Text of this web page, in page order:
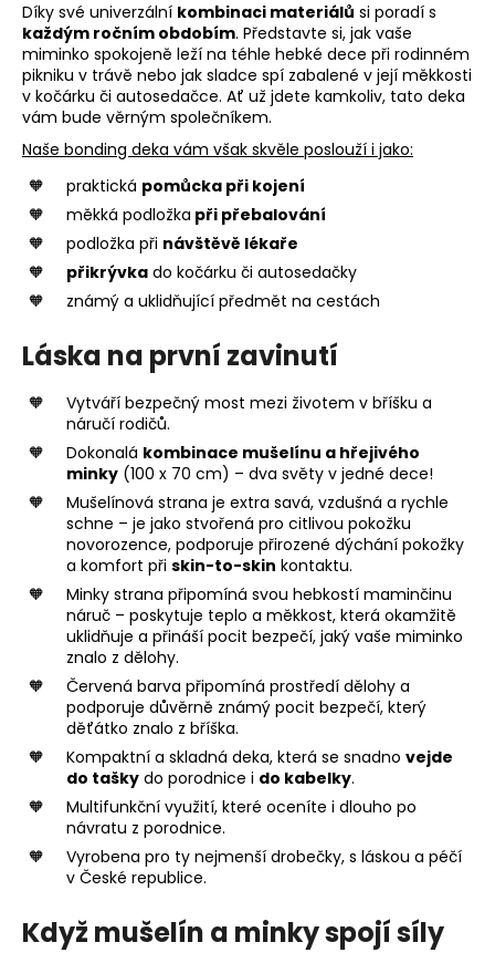
Díky své univerzální kombinaci materiálů si poradí s
každým ročním obdobím. Představte si, jak vaše
miminko spokojeně leží na téhle hebké dece při rodinném
pikniku v trávě nebo jak sladce spí zabalené v její měkkosti
v kočárku či autosedačce. Ať už jdete kamkoliv, tato deka
vám bude věrným společníkem.
Naše bonding deka vám však skvěle poslouží i jako:
praktická pomůcka při kojení
měkká podložka při přebalování
podložka při návštěvě lékaře
přikrývka do kočárku či autosedačky
známý a uklidňující předmět na cestách
Láska na první zavinutí
Vytváří bezpečný most mezi životem v bříšku a
náručí rodičů.
Dokonalá kombinace mušelínu a hřejivého
minky (100 x 70 cm) – dva světy v jedné dece!
Mušelínová strana je extra savá, vzdušná a rychle
schne – je jako stvořená pro citlivou pokožku
novorozence, podporuje přirozené dýchání pokožky
a komfort při skin-to-skin kontaktu.
Minky strana připomíná svou hebkostí maminčinu
náruč – poskytuje teplo a měkkost, která okamžitě
uklidňuje a přináší pocit bezpečí, jaký vaše miminko
znalo z dělohy.
Červená barva připomíná prostředí dělohy a
podporuje důvěrně známý pocit bezpečí, který
děťátko znalo z bříška.
Kompaktní a skladná deka, která se snadno vejde
do tašky do porodnice i do kabelky.
Multifunkční využití, které oceníte i dlouho po
návratu z porodnice.
Vyrobena pro ty nejmenší drobečky, s láskou a péčí
v České republice.
Když mušelín a minky spojí síly